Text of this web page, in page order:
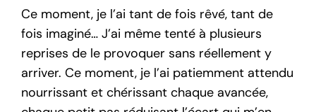
Ce moment, je l’ai tant de fois rêvé, tant de
fois imaginé… J’ai même tenté à plusieurs
reprises de le provoquer sans réellement y
arriver. Ce moment, je l’ai patiemment attendu
nourrissant et chérissant chaque avancée,